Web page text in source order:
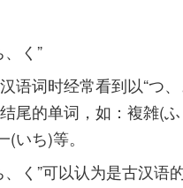
く”
语词时经常看到以“つ
尾的单词，如：複雑(
いち)等。
、く”可以认为是古汉语